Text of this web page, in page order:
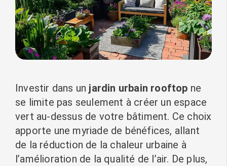
Investir dans un jardin urbain rooftop ne
se limite pas seulement à créer un espace
vert au-dessus de votre bâtiment. Ce choix
apporte une myriade de bénéfices, allant
de la réduction de la chaleur urbaine à
l’amélioration de la qualité de l’air. De plus,